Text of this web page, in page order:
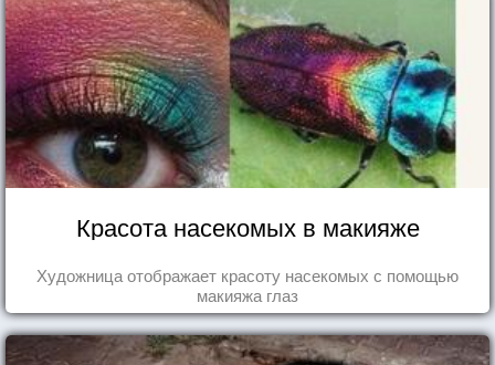
Красота насекомых в макияже
Художница отображает красоту насекомых с помощью
макияжа глаз